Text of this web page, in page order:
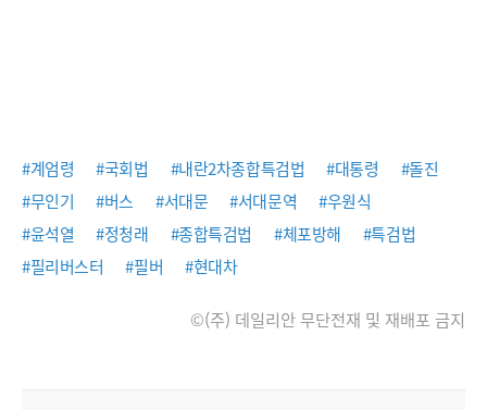
#계엄령 #국회법 #내란2차종합특검법 #대통령
#돌진
#무인기
#버스 #서대문 #서대문역
#우원식
#윤석열
#정청래 #종합특검법 #체포방해
#특검법
#필리버스터
#필버 #현대차
©(주) 데일리안 무단전재 및 재배포 금지